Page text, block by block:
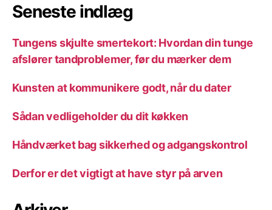
Seneste indlæg
Tungens skjulte smertekort: Hvordan din tunge
afslører tandproblemer, før du mærker dem
Kunsten at kommunikere godt, når du dater
Sådan vedligeholder du dit køkken
Håndværket bag sikkerhed og adgangskontrol
Derfor er det vigtigt at have styr på arven